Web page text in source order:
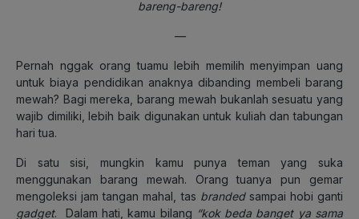
bareng-bareng!
—
Pernah nggak orang tuamu lebih memilih menyimpan uang
untuk biaya pendidikan anaknya dibanding membeli barang
mewah? Bagi mereka, barang mewah bukanlah sesuatu yang
wajib dimiliki, lebih baik digunakan untuk kuliah dan tabungan
hari tua.
Di satu sisi, mungkin kamu punya teman yang suka
menggunakan barang mewah. Orang tuanya pun gemar
mengoleksi jam tangan mahal, tas brandedsampai hobi ganti
gadget. Dalam hati, kamu bilang “kok beda banget ya sama